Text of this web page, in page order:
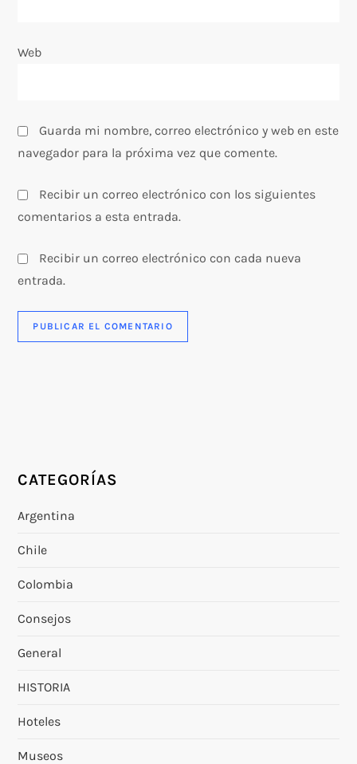
d
s
Web
Guarda mi nombre, correo electrónico y web en este
navegador para la próxima vez que comente.
Recibir un correo electrónico con los siguientes
comentarios a esta entrada.
Recibir un correo electrónico con cada nueva
entrada.
CATEGORÍAS
Argentina
Chile
Colombia
Consejos
General
HISTORIA
Hoteles
Museos